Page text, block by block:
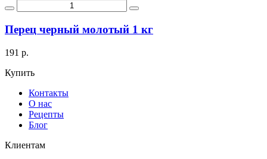
Перец черный молотый 1 кг
191 р.
Купить
Контакты
О нас
Рецепты
Блог
Клиентам